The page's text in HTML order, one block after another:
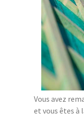
Vous avez
et vous êtes à